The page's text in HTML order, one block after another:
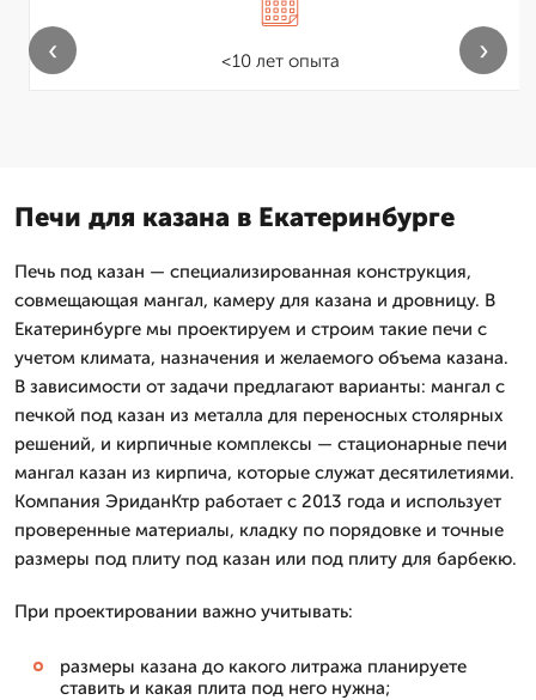
<10 лет опыта
‹ ›
Печи для казана в Екатеринбурге
Печь под казан — специализированная конструкция,
совмещающая мангал, камеру для казана и дровницу. В
Екатеринбурге мы проектируем и строим такие печи с
учетом климата, назначения и желаемого объема казана.
В зависимости от задачи предлагают варианты: мангал с
печкой под казан из металла для переносных столярных
решений, и кирпичные комплексы — стационарные печи
мангал казан из кирпича, которые служат десятилетиями.
Компания ЭриданКтр работает с 2013 года и использует
проверенные материалы, кладку по порядовке и точные
размеры под плиту под казан или под плиту для барбекю.
При проектировании важно учитывать:
размеры казана до какого литража планируете
ставить и какая плита под него нужна;